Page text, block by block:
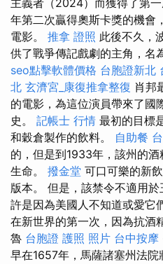
主義者（2024）而獲得了第
年第二次贏得奧斯卡獎的機會
電影。 推拿 證照 此後不久，
供了戰爭傳記戲劇的主角，名
seo點擊軟體價格 台胞證新北
北 玄濟宮_康復推拿整復 肖邦
的電影，為這位演員帶來了國
史。 記帳士 行情 最初的目標
和穀倉製作的飲料。 自助餐
的，但是到1933年，該州的
生命。 撥金堂 可口可樂的新
版本。 但是，該禁令不適用
許是因為美國人不知道或愛它
在新世界的第一次，因為抗酒
魯 台胞證 護照 照片 台中按摩
早在1657年，馬薩諸塞州法